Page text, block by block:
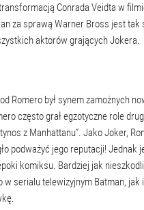
Conrada Veidta w
za sprawą Warner Bross jest
aktorów grających Jokera.
Romero był synem zamożnych
często grał egzotyczne role
z Manhattanu”. Jako Joker,
podważyć jego reputacji!
komiksu. Bardziej jak
w serialu telewizyjnym Batman,